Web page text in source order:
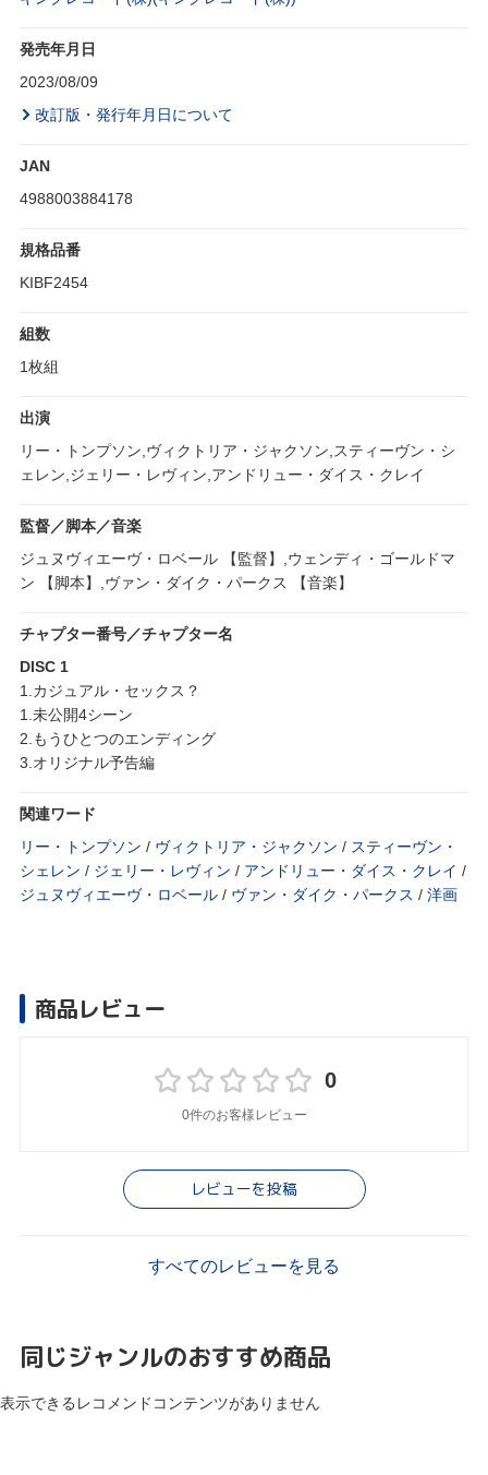
発売年月日
2023/08/09
改訂版・発行年月日について
JAN
4988003884178
規格品番
KIBF2454
組数
1枚組
出演
リー・トンプソン,ヴィクトリア・ジャクソン,スティーヴン・シ
ェレン,ジェリー・レヴィン,アンドリュー・ダイス・クレイ
監督／脚本／音楽
ジュヌヴィエーヴ・ロベール 【監督】,ウェンディ・ゴールドマ
ン 【脚本】,ヴァン・ダイク・パークス 【音楽】
チャプター番号／チャプター名
DISC 1
1.カジュアル・セックス？
1.未公開4シーン
2.もうひとつのエンディング
3.オリジナル予告編
関連ワード
リー・トンプソン / ヴィクトリア・ジャクソン / スティーヴン・
シェレン / ジェリー・レヴィン / アンドリュー・ダイス・クレイ /
ジュヌヴィエーヴ・ロベール / ヴァン・ダイク・パークス / 洋画
商品レビュー
0
0件のお客様レビュー
レビューを投稿
すべてのレビューを見る
同じジャンルのおすすめ商品
表示できるレコメンドコンテンツがありません